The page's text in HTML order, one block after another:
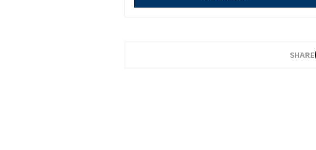
SHARE